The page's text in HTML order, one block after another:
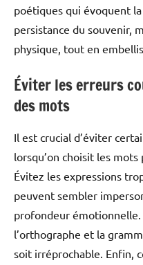
poétiques qui évoquent
persistance du souvenir,
physique, tout en
Éviter les erreurs
des mots
Il est crucial d’éviter
lorsqu’on choisit les
Évitez les expressions
peuvent sembler
profondeur
l’orthographe et la
soit irréprochable. Enfin,